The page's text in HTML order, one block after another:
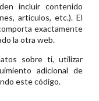
incluir contenido
artículos, etc.). El
exactamente
la otra web.
sobre ti, utilizar
adicional de
este código.